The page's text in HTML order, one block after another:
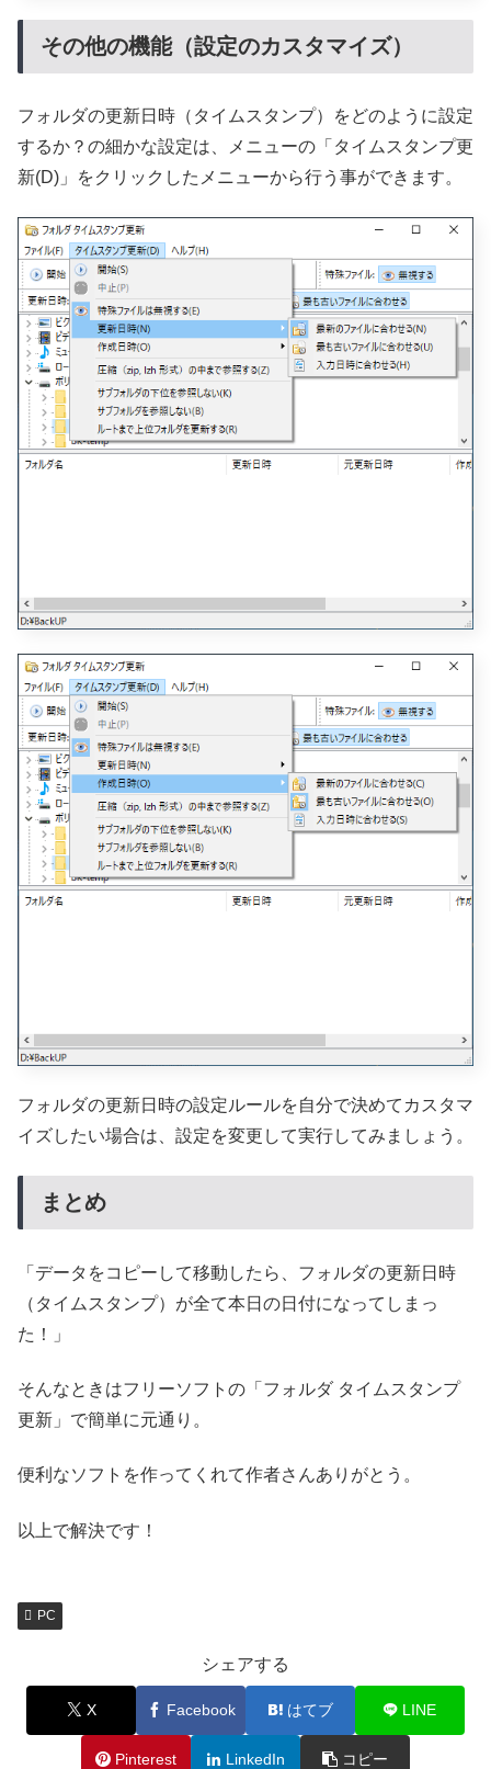
その他の機能（設定のカスタマイズ）
フォルダの更新日時（タイムスタンプ）をどのように設定
するか？の細かな設定は、メニューの「タイムスタンプ更
新(D)」をクリックしたメニューから行う事ができます。
フォルダの更新日時の設定ルールを自分で決めてカスタマ
イズしたい場合は、設定を変更して実行してみましょう。
まとめ
「データをコピーして移動したら、フォルダの更新日時
（タイムスタンプ）が全て本日の日付になってしまっ
た！」
そんなときはフリーソフトの「フォルダ タイムスタンプ
更新」で簡単に元通り。
便利なソフトを作ってくれて作者さんありがとう。
以上で解決です！
PC
シェアする
X Facebook はてブ LINE
Pinterest LinkedIn コピー